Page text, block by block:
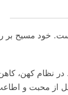
خود مسیح بر
نظام کهن،
از محبت و